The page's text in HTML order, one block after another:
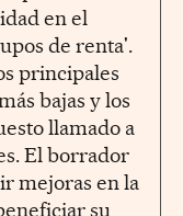
en el
de renta'.
principales
bajas y los
llamado a
El borrador
mejoras en la
su